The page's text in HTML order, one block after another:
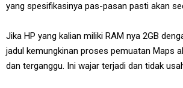
yang spesifikasinya pas-pasan pasti akan
Jika HP yang kalian miliki RAM nya 2GB
jadul kemungkinan proses pemuatan Maps
dan terganggu. Ini wajar terjadi dan tidak